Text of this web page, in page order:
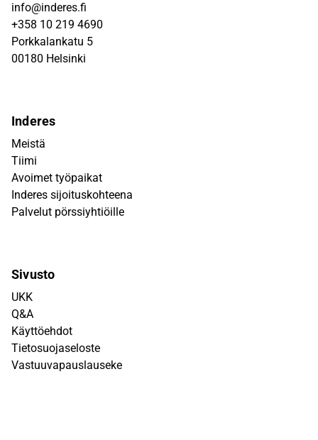
info@inderes.fi
+358 10 219 4690
Porkkalankatu 5
00180 Helsinki
Inderes
Meistä
Tiimi
Avoimet työpaikat
Inderes sijoituskohteena
Palvelut pörssiyhtiöille
Sivusto
UKK
Q&A
Käyttöehdot
Tietosuojaseloste
Vastuuvapauslauseke